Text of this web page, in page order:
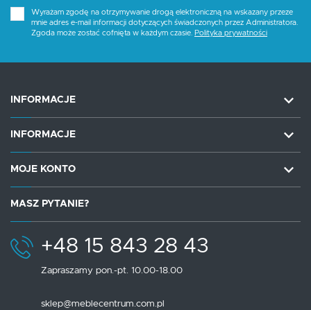
Wyrażam zgodę na otrzymywanie drogą elektroniczną na wskazany przeze
mnie adres e-mail informacji dotyczących świadczonych przez Administratora.
Zgoda może zostać cofnięta w każdym czasie. Polityka prywatności
INFORMACJE
INFORMACJE
MOJE KONTO
MASZ PYTANIE?
+48 15 843 28 43
Zapraszamy pon.-pt. 10.00-18.00
sklep@meblecentrum.com.pl